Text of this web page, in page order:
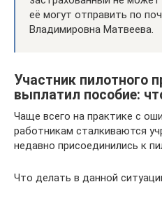
её могут отправить по
Владимировна Матвеева.
Участник пилотного
выплатил пособие:
Чаще всего на практике с
работникам сталкиваются
недавно присоединились к
Что делать в данной